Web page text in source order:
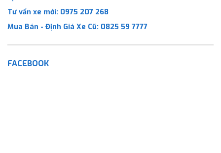
Tư vấn xe mới: 0975 207 268
Mua Bán - Định Giá Xe Cũ: 0825 59 7777
FACEBOOK